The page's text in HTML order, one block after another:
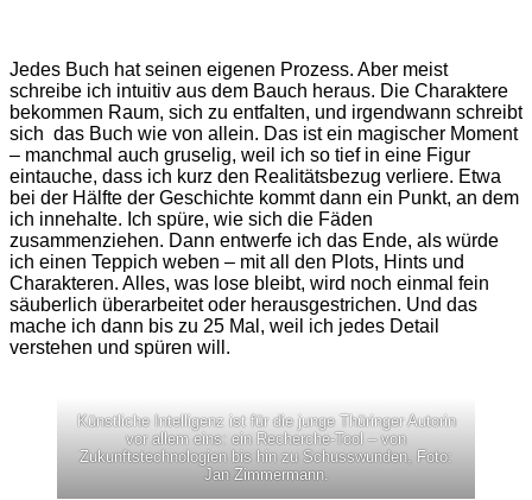
Jedes Buch hat seinen eigenen Prozess. Aber meist
schreibe ich intuitiv aus dem Bauch heraus. Die Charaktere
bekommen Raum, sich zu entfalten, und irgendwann schreibt
sich das Buch wie von allein. Das ist ein magischer Moment
– manchmal auch gruselig, weil ich so tief in eine Figur
eintauche, dass ich kurz den Realitätsbezug verliere. Etwa
bei der Hälfte der Geschichte kommt dann ein Punkt, an dem
ich innehalte. Ich spüre, wie sich die Fäden
zusammenziehen. Dann entwerfe ich das Ende, als würde
ich einen Teppich weben – mit all den Plots, Hints und
Charakteren. Alles, was lose bleibt, wird noch einmal fein
säuberlich überarbeitet oder herausgestrichen. Und das
mache ich dann bis zu 25 Mal, weil ich jedes Detail
verstehen und spüren will.
Künstliche Intelligenz ist für die junge Thüringer Autorin
vor allem eins: ein Recherche-Tool – von
Zukunftstechnologien bis hin zu Schusswunden, Foto:
Jan Zimmermann.